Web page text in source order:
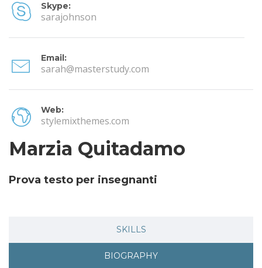
Skype:
sarajohnson
Email:
sarah@masterstudy.com
Web:
stylemixthemes.com
Marzia Quitadamo
Prova testo per insegnanti
SKILLS
BIOGRAPHY